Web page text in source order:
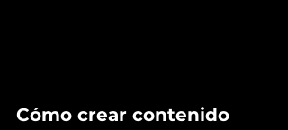
Cómo crear contenido